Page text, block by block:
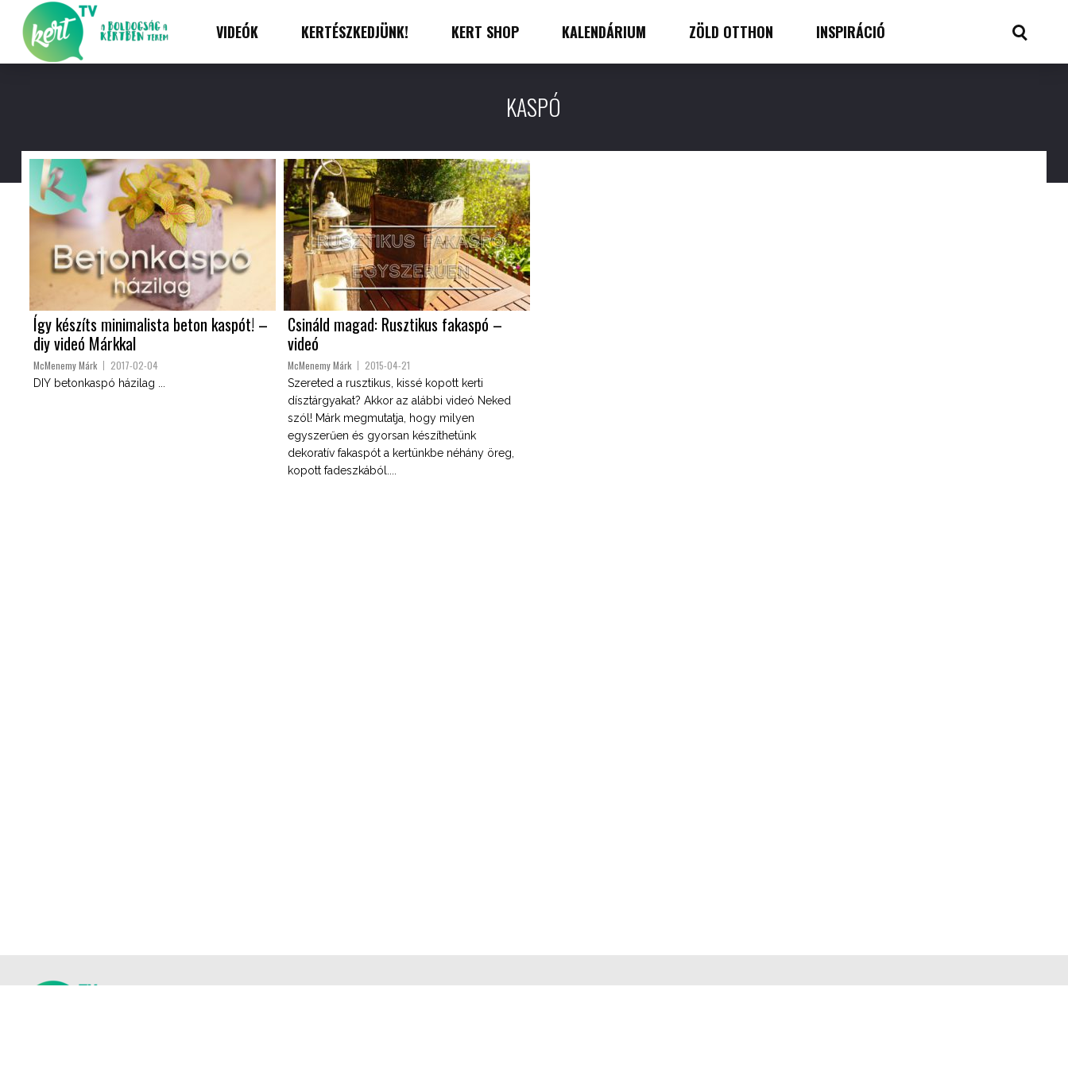
VIDEÓK KERTÉSZKEDJÜNK! KERT SHOP KALENDÁRIUM ZÖLD OTTHON INSPIRÁCIÓ
KASPÓ
Így készíts minimalista beton kaspót! –
diy videó Márkkal
McMenemy Márk 2017-02-04
DIY betonkaspó házilag ...
Csináld magad: Rusztikus fakaspó –
videó
McMenemy Márk 2015-04-21
Szereted a rusztikus, kissé kopott kerti
dísztárgyakat? Akkor az alábbi videó Neked
szól! Márk megmutatja, hogy milyen
egyszerűen és gyorsan készíthetünk
dekoratív fakaspót a kertünkbe néhány öreg,
kopott fadeszkából....